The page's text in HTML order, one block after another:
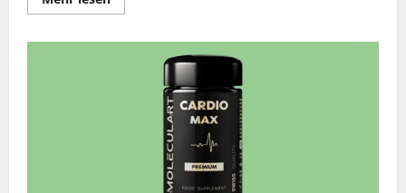
Sie
Erfahrungen
versteckte
Wahrheit